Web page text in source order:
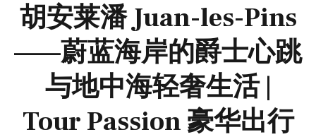
胡安莱潘 Juan-les-Pins
——蔚蓝海岸的爵士心跳
与地中海轻奢生活 |
Tour Passion 豪华出行